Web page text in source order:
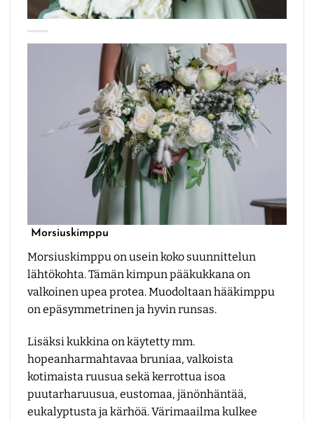
Morsiuskimppu
Morsiuskimppu on usein koko suunnittelun
lähtökohta. Tämän kimpun pääkukkana on
valkoinen upea protea. Muodoltaan hääkimppu
on epäsymmetrinen ja hyvin runsas.
Lisäksi kukkina on käytetty mm.
hopeanharmahtavaa bruniaa, valkoista
kotimaista ruusua sekä kerrottua isoa
puutarharuusua, eustomaa, jänönhäntää,
eukalyptusta ja kärhöä. Värimaailma kulkee